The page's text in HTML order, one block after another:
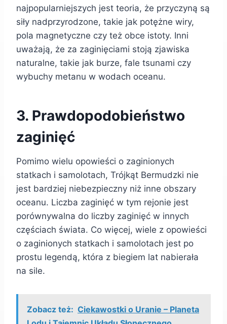
najpopularniejszych jest teoria, że przyczyną są
siły nadprzyrodzone, takie jak potężne wiry,
pola magnetyczne czy też obce istoty. Inni
uważają, że za zaginięciami stoją zjawiska
naturalne, takie jak burze, fale tsunami czy
wybuchy metanu w wodach oceanu.
3. Prawdopodobieństwo
zaginięć
Pomimo wielu opowieści o zaginionych
statkach i samolotach, Trójkąt Bermudzki nie
jest bardziej niebezpieczny niż inne obszary
oceanu. Liczba zaginięć w tym rejonie jest
porównywalna do liczby zaginięć w innych
częściach świata. Co więcej, wiele z opowieści
o zaginionych statkach i samolotach jest po
prostu legendą, która z biegiem lat nabierała
na sile.
Zobacz też: Ciekawostki o Uranie – Planeta